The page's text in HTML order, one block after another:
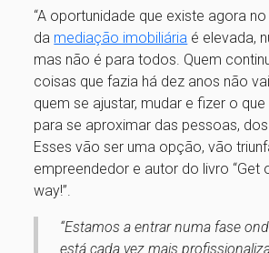
“A oportunidade que existe agora
da mediação imobiliária é elevada,
mas não é para todos. Quem
coisas que fazia há dez anos não
quem se ajustar, mudar e fizer o
para se aproximar das pessoas,
Esses vão ser uma opção, vão
empreendedor e autor do livro “Get
way!”.
“Estamos a entrar numa fase
está cada vez mais